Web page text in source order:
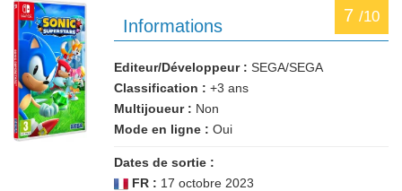
7 /10
Informations
Editeur/Développeur : SEGA/SEGA
Classification : +3 ans
Multijoueur : Non
Mode en ligne : Oui
Dates de sortie :
FR : 17 octobre 2023